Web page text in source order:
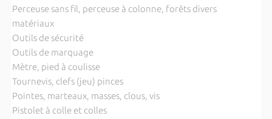
Perceuse sans fil, perceuse à colonne, forêts divers
matériaux
Outils de sécurité
Outils de marquage
Mètre, pied à coulisse
Tournevis, clefs (jeu) pinces
Pointes, marteaux, masses, clous, vis
Pistolet à colle et colles